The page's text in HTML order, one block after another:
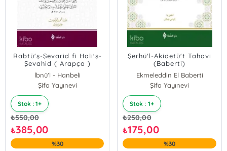
Rabtü'ş-Şevarid fi Hali'ş-
Şevahid ( Arapça )
İbnü'l - Hanbeli
Şifa Yayınevi
Stok : 1+
₺550,00
₺385,00
%30
Şerhü'l-Akidetü't Tahavi
(Baberti)
Ekmeleddin El Baberti
Şifa Yayınevi
Stok : 1+
₺250,00
₺175,00
%30